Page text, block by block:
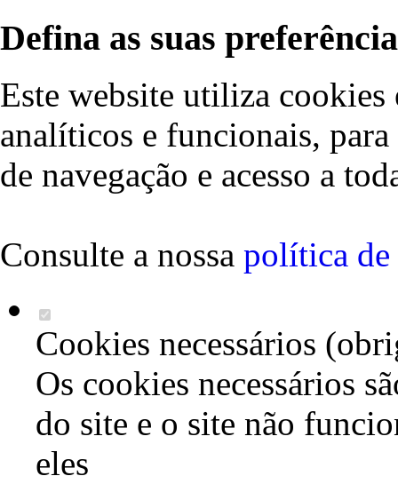
Defina as suas
Este website utiliza cookies
analíticos e funcionais,
de navegação e acesso a
Consulte a nossa política de
Cookies necessários
Os cookies necessários
do site e o site não
eles